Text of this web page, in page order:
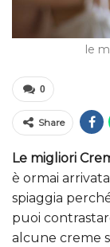
le
0
Share
Le migliori
è ormai
spiaggia
puoi
alcune creme